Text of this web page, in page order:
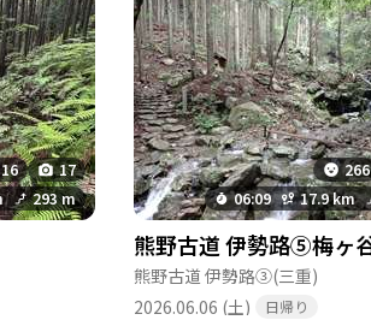
16
17
293 m
266
06:09
17.9 km
熊野古道 伊勢路③(三重)
2026.06.06 (土)
日帰り